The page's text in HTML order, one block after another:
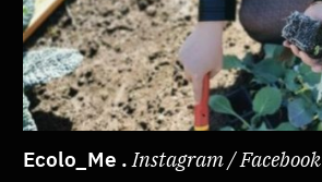
Ecolo_Me .Instagram / Facebook